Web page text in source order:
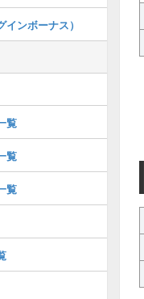
ンボーナス）
覧
覧
覧